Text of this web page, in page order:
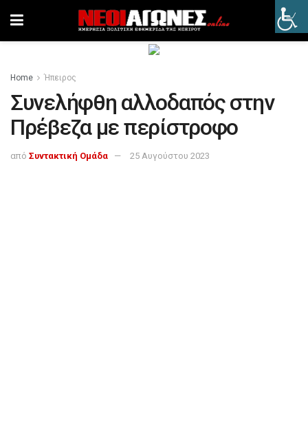
Home Ήπειρος
Συνελήφθη αλλοδαπός στην
Πρέβεζα με περίστροφο
από Συντακτική Ομάδα 25 Αυγούστου 2023